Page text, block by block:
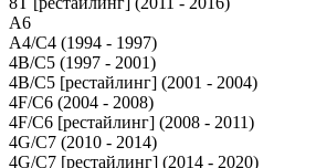
A6
A4/C4 (1994 - 1997)
4B/C5 (1997 - 2001)
4B/C5 [рестайлинг] (2001 - 2004)
4F/C6 (2004 - 2008)
4F/C6 [рестайлинг] (2008 - 2011)
4G/C7 (2010 - 2014)
4G/C7 [рестайлинг] (2014 - 2020)